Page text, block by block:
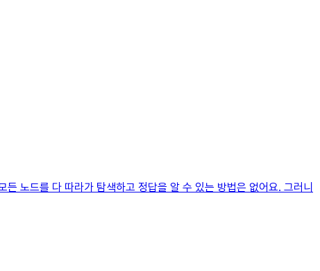
노드를 다 따라가 탐색하고 정답을 알 수 있는 방법은 없어요. 그러니